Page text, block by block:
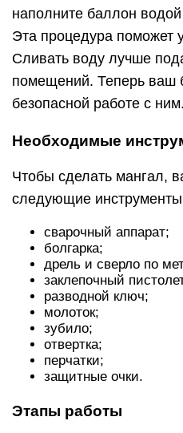
наполните баллон
Эта процедура поможет
Сливать воду лучше
помещений. Теперь ваш
безопасной работе с ним.
Необходимые
Чтобы сделать мангал,
следующие
сварочный аппарат;
болгарка;
дрель и сверло по
заклепочный
разводной ключ;
молоток;
зубило;
отвертка;
перчатки;
защитные очки.
Этапы работы